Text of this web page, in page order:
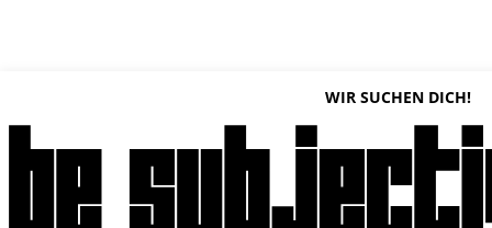
WIR SUCHEN DICH!